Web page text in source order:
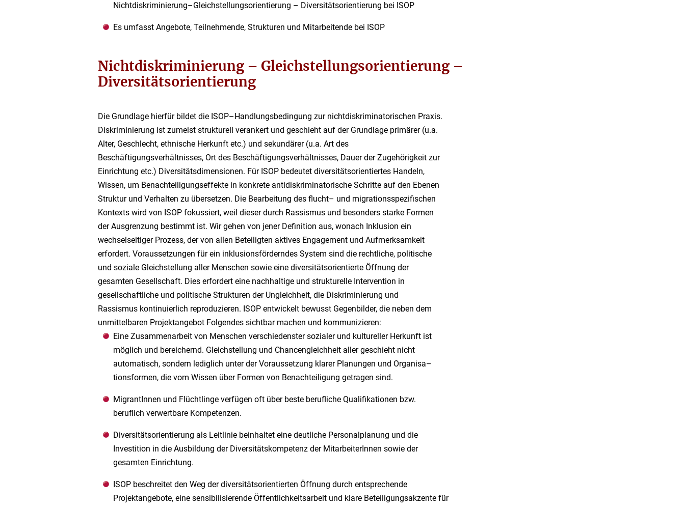
Nichtdiskriminierung–Gleichstellungsorientierung – Diversitätsorientierung bei ISOP
Es umfasst Angebote, Teilnehmende, Strukturen und Mitarbeitende bei ISOP
Nichtdiskriminierung – Gleichstellungsorientierung –
Diversitätsorientierung
Die Grundlage hierfür bildet die ISOP–Handlungsbedingung zur nichtdiskriminatorischen Praxis.
Diskriminierung ist zumeist strukturell verankert und geschieht auf der Grundlage primärer (u.a.
Alter, Geschlecht, ethnische Herkunft etc.) und sekundärer (u.a. Art des
Beschäftigungsverhältnisses, Ort des Beschäftigungsverhältnisses, Dauer der Zugehörigkeit zur
Einrichtung etc.) Diversitätsdimensionen. Für ISOP bedeutet diversitätsorientiertes Handeln,
Wissen, um Benachteiligungseffekte in konkrete antidiskriminatorische Schritte auf den Ebenen
Struktur und Verhalten zu übersetzen. Die Bearbeitung des flucht– und migrationsspezifischen
Kontexts wird von ISOP fokussiert, weil dieser durch Rassismus und besonders starke Formen
der Ausgrenzung bestimmt ist. Wir gehen von jener Definition aus, wonach Inklusion ein
wechselseitiger Prozess, der von allen Beteiligten aktives Engagement und Aufmerksamkeit
erfordert. Voraussetzungen für ein inklusionsförderndes System sind die rechtliche, politische
und soziale Gleichstellung aller Menschen sowie eine diversitätsorientierte Öffnung der
gesamten Gesellschaft. Dies erfordert eine nachhaltige und strukturelle Intervention in
gesellschaftliche und politische Strukturen der Ungleichheit, die Diskriminierung und
Rassismus kontinuierlich reproduzieren. ISOP entwickelt bewusst Gegenbilder, die neben dem
unmittelbaren Projektangebot Folgendes sichtbar machen und kommunizieren:
Eine Zusammenarbeit von Menschen verschiedenster sozialer und kultureller Herkunft ist
möglich und bereichernd. Gleichstellung und Chancengleichheit aller geschieht nicht
automatisch, sondern lediglich unter der Voraussetzung klarer Planungen und Organisa–
tionsformen, die vom Wissen über Formen von Benachteiligung getragen sind.
MigrantInnen und Flüchtlinge verfügen oft über beste berufliche Qualifikationen bzw.
beruflich verwertbare Kompetenzen.
Diversitätsorientierung als Leitlinie beinhaltet eine deutliche Personalplanung und die
Investition in die Ausbildung der Diversitätskompetenz der MitarbeiterInnen sowie der
gesamten Einrichtung.
ISOP beschreitet den Weg der diversitätsorientierten Öffnung durch entsprechende
Projektangebote, eine sensibilisierende Öffentlichkeitsarbeit und klare Beteiligungsakzente für